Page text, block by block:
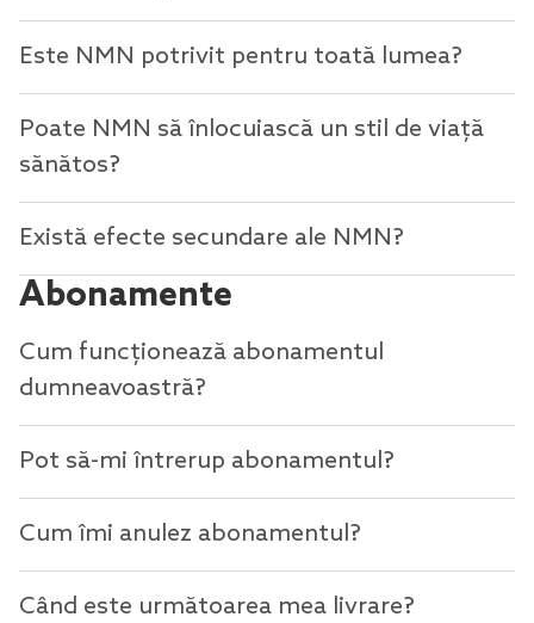
Este NMN potrivit pentru toată lumea?
Poate NMN să înlocuiască un stil de viață
sănătos?
Există efecte secundare ale NMN?
Abonamente
Cum funcționează abonamentul
dumneavoastră?
Pot să-mi întrerup abonamentul?
Cum îmi anulez abonamentul?
Când este următoarea mea livrare?